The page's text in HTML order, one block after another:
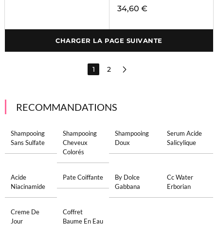
34,60 €
CHARGER LA PAGE SUIVANTE
1 2
RECOMMANDATIONS
Shampooing
Sans Sulfate
Shampooing
Cheveux
Colorés
Shampooing
Doux
Serum Acide
Salicylique
Acide
Niacinamide
Pate Coiffante
By Dolce
Gabbana
Cc Water
Erborian
Creme De
Jour
Coffret
Baume En Eau